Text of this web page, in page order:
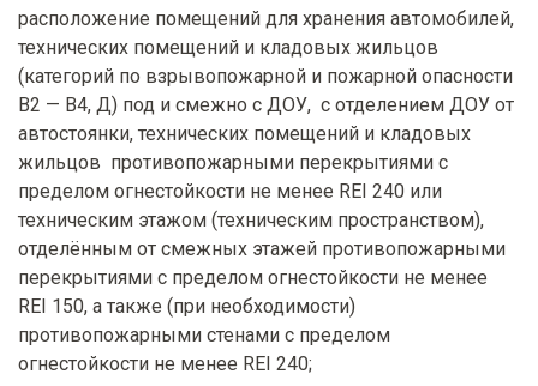
расположение помещений для хранения автомобилей,
технических помещений и кладовых жильцов
(категорий по взрывопожарной и пожарной опасности
В2 — В4, Д) под и смежно с ДОУ, с отделением ДОУ от
автостоянки, технических помещений и кладовых
жильцов противопожарными перекрытиями с
пределом огнестойкости не менее REI 240 или
техническим этажом (техническим пространством),
отделённым от смежных этажей противопожарными
перекрытиями с пределом огнестойкости не менее
REI 150, а также (при необходимости)
противопожарными стенами с пределом
огнестойкости не менее REI 240;